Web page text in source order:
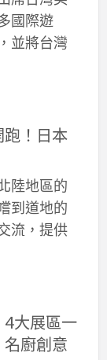
國際遊
並將台灣
跑！日本
陸地區的
到道地的
流，提供
大展區一
廚創意